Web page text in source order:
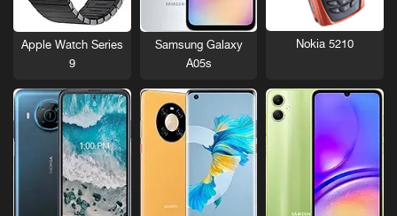
Nokia 5210
Samsung Galaxy
A05s
Apple Watch Series
9